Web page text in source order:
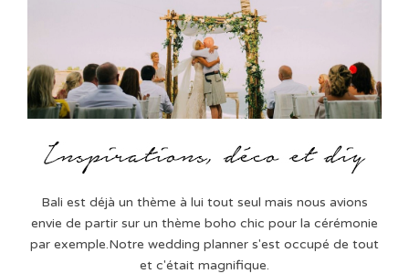
Bali est déjà un thème à lui tout seul mais nous avions
envie de partir sur un thème boho chic pour la cérémonie
par exemple.Notre wedding planner s'est occupé de tout
et c'était magnifique.